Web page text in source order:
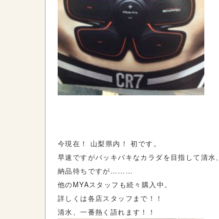
今現在！ 山梨県内！ 初です。
早速ですがバッキバキなカラダを目指して清水
納品待ちですが………
他のMYAスタッフも続々購入中。
詳しくは各店スタッフまで！！
清水、一番熱く語れます！！